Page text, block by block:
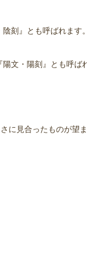
刻』とも呼ばれます
文・陽刻』とも呼ば
に見合ったものが望